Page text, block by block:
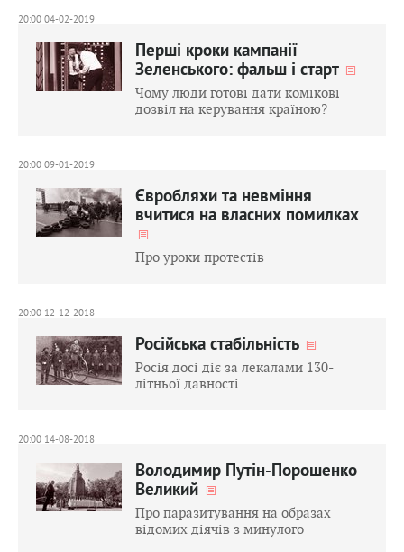
20:00 04-02-2019
Перші кроки кампанії
Зеленського: фальш і старт
Чому люди готові дати комікові
дозвіл на керування країною?
20:00 09-01-2019
Євробляхи та невміння
вчитися на власних помилках
Про уроки протестів
20:00 12-12-2018
Російська стабільність
Росія досі діє за лекалами 130-
літньої давності
20:00 14-08-2018
Володимир Путін-Порошенко
Великий
Про паразитування на образах
відомих діячів з минулого